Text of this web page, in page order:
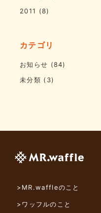
2011 (8)
カテゴリ
お知らせ (84)
未分類 (3)
>MR.waffleのこと
>ワッフルのこと